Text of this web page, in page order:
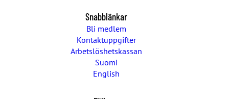
Snabblänkar
Bli medlem
Kontaktuppgifter
Arbetslöshetskassan
Suomi
English